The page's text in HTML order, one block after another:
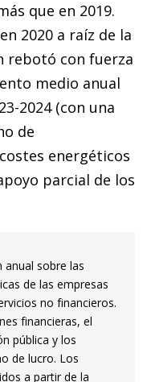
que en 2019.
2020 a raíz de la
rebotó con fuerza
medio anual
2024 (con una
de
energéticos
parcial de los
anual sobre las
de las empresas
no financieros.
financieras, el
pública y los
de lucro. Los
a partir de la